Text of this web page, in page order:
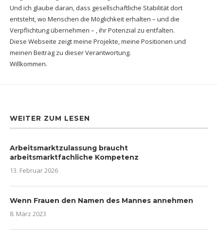
Und ich glaube daran, dass gesellschaftliche Stabilität dort
entsteht, wo Menschen die Möglichkeit erhalten – und die
Verpflichtung übernehmen – , ihr Potenzial zu entfalten.
Diese Webseite zeigt meine Projekte, meine Positionen und
meinen Beitrag zu dieser Verantwortung.
Willkommen.
WEITER ZUM LESEN
Arbeitsmarktzulassung braucht
arbeitsmarktfachliche Kompetenz
13. Februar 2026
Wenn Frauen den Namen des Mannes annehmen
8. März 2023